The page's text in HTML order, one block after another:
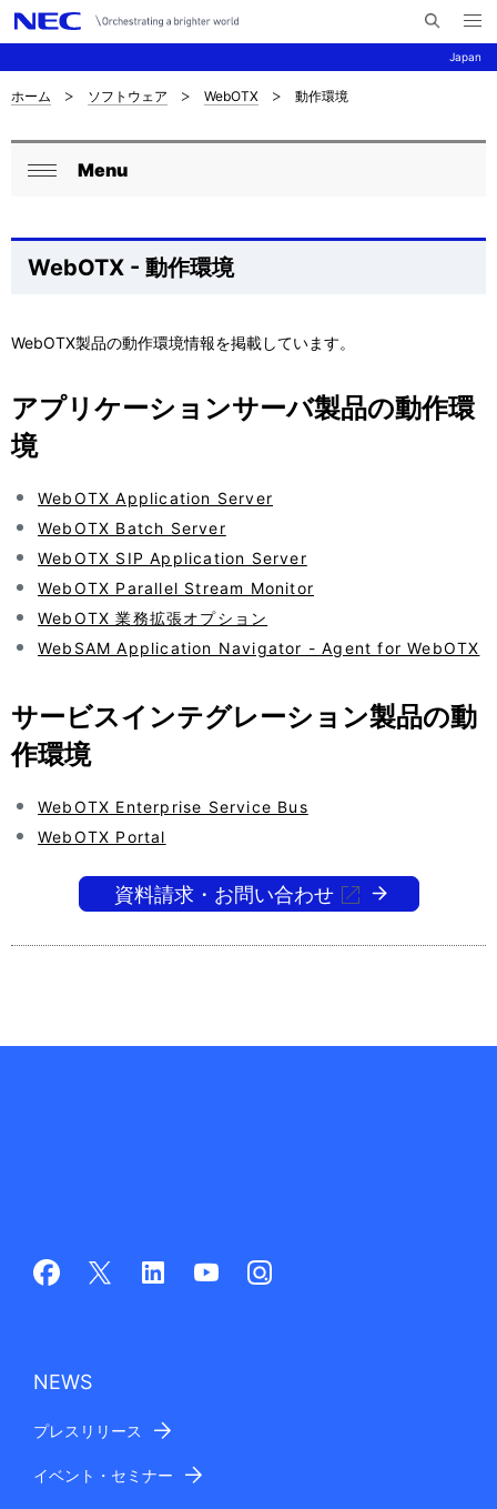
Japan
イ
メ
ニ
ュ
ナ
ビ
シ
サ
イ
ト
の
在
置
示
し
ま
す
。
ホーム ソフトウェア WebOTX 動作環境
ロ
カ
ナ
ゲ
ー
シ
ョ
ン
Menu
WebOTX - 動作環境
WebOTX製品の動作環境情報を掲載しています。
アプリケーションサーバ製品の動作環
境
WebOTX Application Server
WebOTX Batch Server
WebOTX SIP Application Server
WebOTX Parallel Stream Monitor
WebOTX 業務拡張オプション
WebSAM Application Navigator - Agent for WebOTX
サービスインテグレーション製品の動
作環境
WebOTX Enterprise Service Bus
WebOTX Portal
資料請求・お問い合わせ
NEWS
プレスリリース
イベント・セミナー